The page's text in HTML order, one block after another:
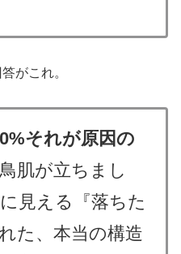
がこれ。
それが原因の
肌が立ちまし
見える『落ちた
た、本当の構造